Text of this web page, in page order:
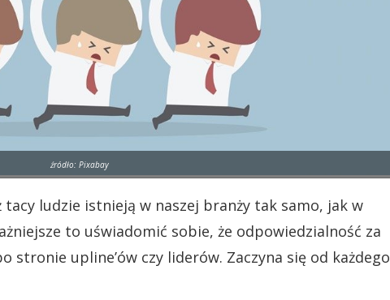
źródło: Pixabay
tacy ludzie istnieją w naszej branży tak samo, jak w
to uświadomić sobie, że odpowiedzialność za
stronie upline’ów czy liderów. Zaczyna się od każdego